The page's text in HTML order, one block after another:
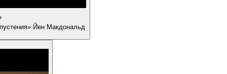
Йен Макдональд